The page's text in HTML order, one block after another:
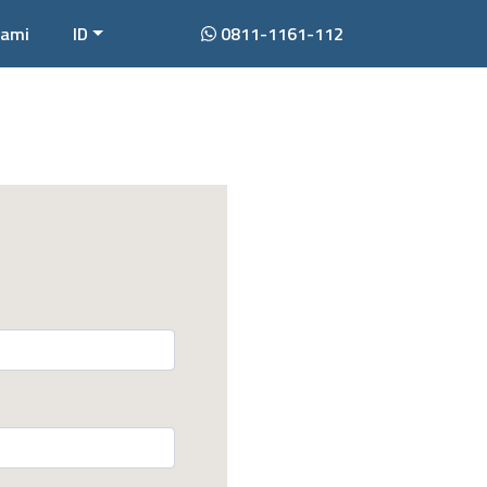
ID 0811-1161-112